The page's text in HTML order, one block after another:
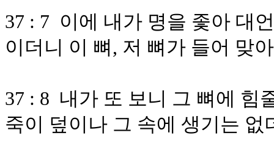
37 : 7 이에 내가 명을 좇아 대
이더니 이 뼈, 저 뼈가 들어 맞
37 : 8 내가 또 보니 그 뼈에 힘
죽이 덮이나 그 속에 생기는 없